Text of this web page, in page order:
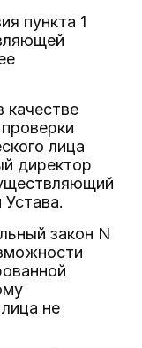
пункта 1
качестве
лица
директор
закон N
не